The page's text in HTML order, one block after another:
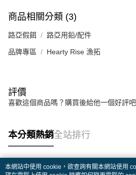
商品相關分類 (3)
路亞假餌 路亞用鉛/配件
品牌專區 Hearty Rise 漁拓
評價
喜歡這個商品嗎？購買後給他一個好評吧
本分類熱銷全站排行
本網站中使用 cookie，欲查詢有關本網站使用